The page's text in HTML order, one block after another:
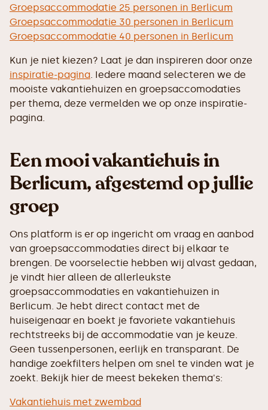
Groepsaccommodatie 25 personen in Berlicum
Groepsaccommodatie 30 personen in Berlicum
Groepsaccommodatie 40 personen in Berlicum
Kun je niet kiezen? Laat je dan inspireren door onze
inspiratie-pagina. Iedere maand selecteren we de
mooiste vakantiehuizen en groepsaccomodaties
per thema, deze vermelden we op onze inspiratie-
pagina.
Een mooi vakantiehuis in
Berlicum, afgestemd op jullie
groep
Ons platform is er op ingericht om vraag en aanbod
van groepsaccommodaties direct bij elkaar te
brengen. De voorselectie hebben wij alvast gedaan,
je vindt hier alleen de allerleukste
groepsaccommodaties en vakantiehuizen in
Berlicum. Je hebt direct contact met de
huiseigenaar en boekt je favoriete vakantiehuis
rechtstreeks bij de accommodatie van je keuze.
Geen tussenpersonen, eerlijk en transparant. De
handige zoekfilters helpen om snel te vinden wat je
zoekt. Bekijk hier de meest bekeken thema's:
Vakantiehuis met zwembad